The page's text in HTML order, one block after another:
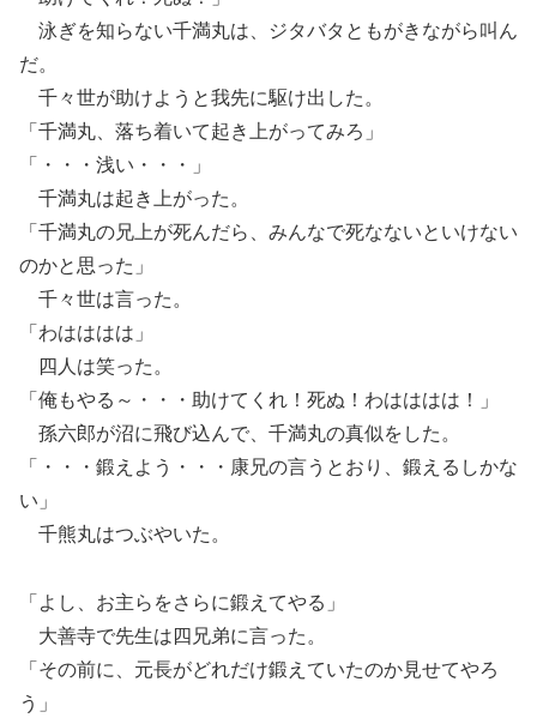
泳ぎを知らない千満丸は、ジタバタともがきながら叫ん
だ。
千々世が助けようと我先に駆け出した。
「千満丸、落ち着いて起き上がってみろ」
「・・・浅い・・・」
千満丸は起き上がった。
「千満丸の兄上が死んだら、みんなで死なないといけない
のかと思った」
千々世は言った。
「わはははは」
四人は笑った。
「俺もやる～・・・助けてくれ！死ぬ！わはははは！」
孫六郎が沼に飛び込んで、千満丸の真似をした。
「・・・鍛えよう・・・康兄の言うとおり、鍛えるしかな
い」
千熊丸はつぶやいた。
「よし、お主らをさらに鍛えてやる」
大善寺で先生は四兄弟に言った。
「その前に、元長がどれだけ鍛えていたのか見せてやろ
う」